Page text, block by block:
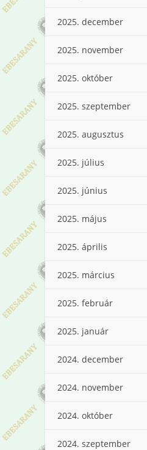
2025. december
2025. november
2025. október
2025. szeptember
2025. augusztus
2025. július
2025. június
2025. május
2025. április
2025. március
2025. február
2025. január
2024. december
2024. november
2024. október
2024. szeptember